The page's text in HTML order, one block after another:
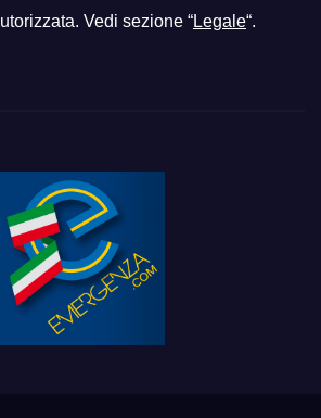
Vedi sezione “Legale“.